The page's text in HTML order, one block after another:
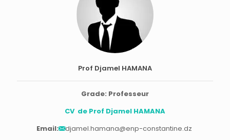
Prof Djamel HAMANA
Grade: Professeur
CV de Prof Djamel HAMANA
Email:
djamel.hamana@enp-constantine.dz